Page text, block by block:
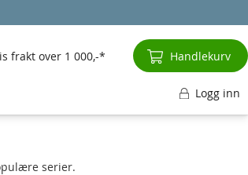
serier.
frakt over 1 000,- Handlekurv
Logg inn